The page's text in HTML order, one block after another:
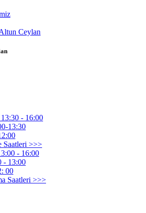
Ceylan
- 16:00
13:30
Saatleri >>>
- 16:00
- 13:00
00
Saatleri >>>